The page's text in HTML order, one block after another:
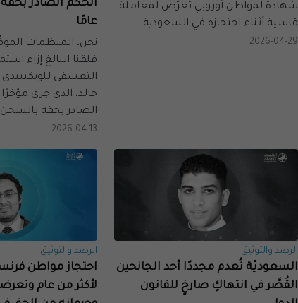
شهادة لمواطن أوروبي تعرّض لمعاملة
قاسية أثناء احتجازه في السعودية.
2026-04-29
عامًا
نحن، المنظمات
قلقنا البالغ إزاء
التعسفي
خالد، الذي جرى
الصادر بحقه بالسجن لمدة
2026-04-13
الرصد والتوثيق
السعوديّة تُعدم مجددًا أحد الجانحين
القُصَّر في انتهاكٍ صارخٍ للقانون
الرصد والتوثيق
احتجاز مواطن
لأكثر من عام